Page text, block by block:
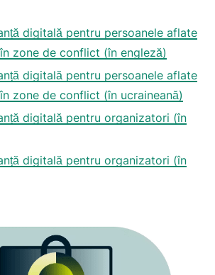
digitală pentru persoanele aflate
zone de conflict (în engleză)
digitală pentru persoanele aflate
zone de conflict (în ucraineană)
digitală pentru organizatori (în
digitală pentru organizatori (în